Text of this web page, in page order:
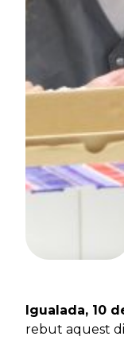
Igualada, 10
rebut aquest